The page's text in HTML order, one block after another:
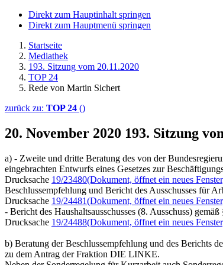
Direkt zum Hauptinhalt springen
Direkt zum Hauptmenü springen
Startseite
Mediathek
193. Sitzung vom 20.11.2020
TOP 24
Rede von Martin Sichert
zurück zu: TOP 24 ()
20. November 2020 193. Sitzung
a) - Zweite und dritte Beratung des von der
eingebrachten Entwurfs eines Gesetzes zur
Drucksache 19/23480(Dokument, öffnet ein neues
Beschlussempfehlung und Bericht des Ausschusses für
Drucksache 19/24481(Dokument, öffnet ein neues
- Bericht des Haushaltsausschusses (8. Ausschuss)
Drucksache 19/24488(Dokument, öffnet ein neues
b) Beratung der Beschlussempfehlung und des Berichts
zu dem Antrag der Fraktion DIE LINKE.